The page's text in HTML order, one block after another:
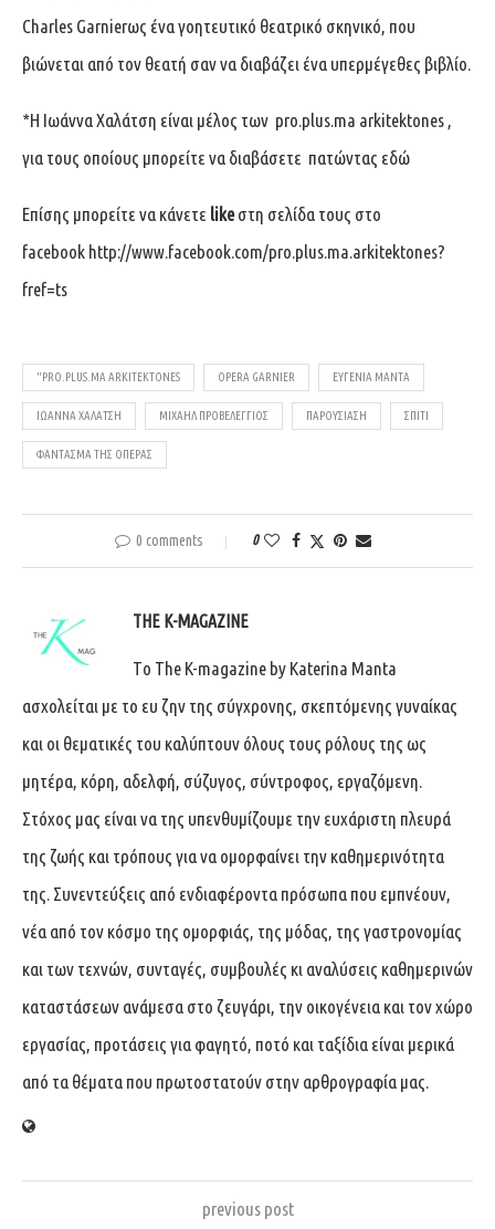
Charles Garnierως ένα γοητευτικό θεατρικό σκηνικό, που
βιώνεται από τον θεατή σαν να διαβάζει ένα υπερμέγεθες βιβλίο.
*H Ιωάννα Χαλάτση είναι μέλος των pro.plus.ma arkitektones ,
για τους οποίους μπορείτε να διαβάσετε πατώντας εδώ
Επίσης μπορείτε να κάνετε likeστη σελίδα τους στο
facebook http://www.facebook.com/pro.plus.ma.arkitektones?
fref=ts
"PRO.PLUS.MA ARKITEKTONES OPERA GARNIER ΕΥΓΕΝΊΑ ΜΑΝΤΆ
ΙΩΆΝΝΑ ΧΑΛΆΤΣΗ ΜΙΧΑΉΛ ΠΡΟΒΕΛΈΓΓΙΟΣ ΠΑΡΟΥΣΙΆΣΗ ΣΠΊΤΙ
ΦΆΝΤΑΣΜΑ ΤΗΣ ΌΠΕΡΑΣ
0 comments 0
THE K-MAGAZINE
Tο The K-magazine by Katerina Manta
ασχολείται με το ευ ζην της σύγχρονης, σκεπτόμενης γυναίκας
και οι θεματικές του καλύπτουν όλους τους ρόλους της ως
μητέρα, κόρη, αδελφή, σύζυγος, σύντροφος, εργαζόμενη.
Στόχος μας είναι να της υπενθυμίζουμε την ευχάριστη πλευρά
της ζωής και τρόπους για να ομορφαίνει την καθημερινότητα
της. Συνεντεύξεις από ενδιαφέροντα πρόσωπα που εμπνέουν,
νέα από τον κόσμο της ομορφιάς, της μόδας, της γαστρονομίας
και των τεχνών, συνταγές, συμβουλές κι αναλύσεις καθημερινών
καταστάσεων ανάμεσα στο ζευγάρι, την οικογένεια και τον χώρο
εργασίας, προτάσεις για φαγητό, ποτό και ταξίδια είναι μερικά
από τα θέματα που πρωτοστατούν στην αρθρογραφία μας.
previous post